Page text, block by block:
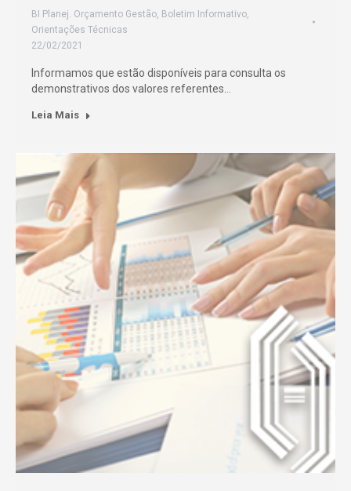
BI Planej. Orçamento Gestão, Boletim Informativo,
Orientações Técnicas
22/02/2021
Informamos que estão disponíveis para consulta os
demonstrativos dos valores referentes…
Leia Mais